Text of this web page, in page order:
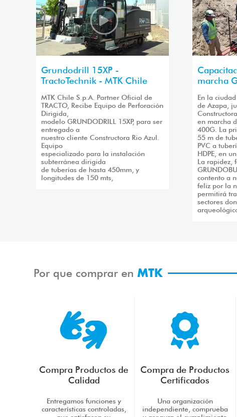
Grundodrill 15XP -
TractoTechnik - MTK Chile
MTK Chile S.p.A. Partner Oficial de
TRACTO, Recibe Equipo de Perforación
Dirigida,
modelo GRUNDODRILL 15XP, para ser
entregado a
nuestro cliente Constructora Rio Azul.
Equipo
especializado para la instalación
subterránea dirigida
de tuberías de hasta 450mm, y
longitudes de 150 mts,
marcha
En la
de Azapa,
en marcha
400G. La
55 m de
PVC a
HDPE, en
La rapidez,
contento a
feliz por la
permitirá
sectores
Por que comprar en MTK
Compra Productos de
Calidad
Entregamos funciones y
características controladas,
Compra de Productos
Certificados
Una organización
independiente, comprueba